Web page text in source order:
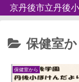
京丹後市立丹後
保健室か
保健室から